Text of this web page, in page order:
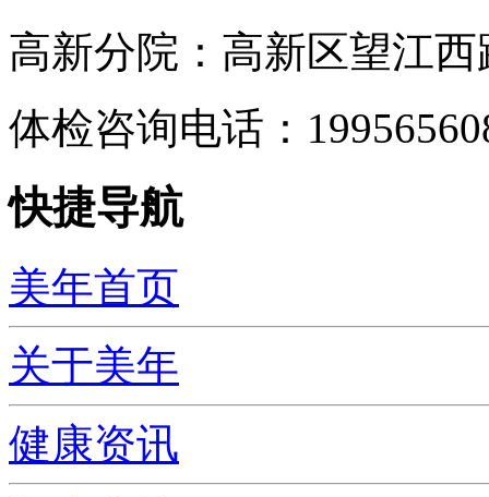
高新分院：高新区望江
体检咨询电话：
快捷导航
美年首页
关于美年
健康资讯